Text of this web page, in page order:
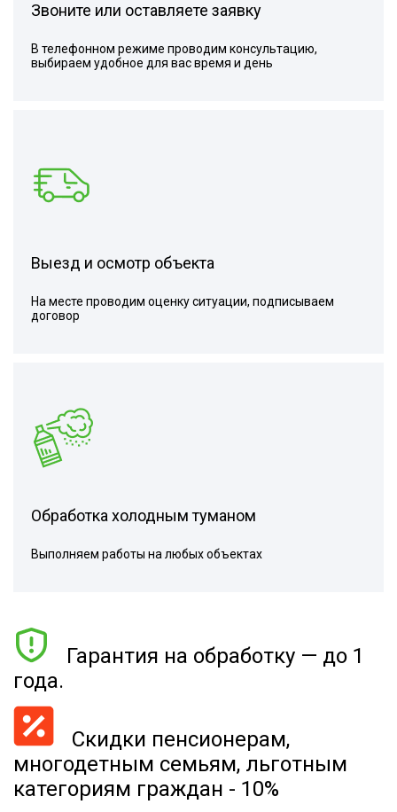
Звоните или оставляете заявку
В телефонном режиме проводим консультацию,
выбираем удобное для вас время и день
Выезд и осмотр объекта
На месте проводим оценку ситуации, подписываем
договор
Обработка холодным туманом
Выполняем работы на любых объектах
Гарантия на обработку — до 1
года.
Скидки пенсионерам,
многодетным семьям, льготным
категориям граждан - 10%